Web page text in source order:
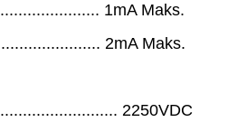
1mA Maks.
2mA Maks.
2250VDC